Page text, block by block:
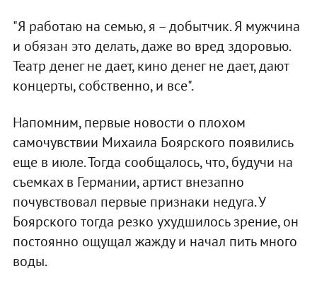
"Я работаю на семью, я – добытчик. Я мужчина
и обязан это делать, даже во вред здоровью.
Театр денег не дает, кино денег не дает, дают
концерты, собственно, и все".
Напомним, первые новости о плохом
самочувствии Михаила Боярского появились
еще в июле. Тогда сообщалось, что, будучи на
съемках в Германии, артист внезапно
почувствовал первые признаки недуга. У
Боярского тогда резко ухудшилось зрение, он
постоянно ощущал жажду и начал пить много
воды.